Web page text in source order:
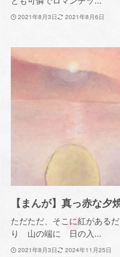
2021年8月3日 2021年8月6日
【まんが】真っ赤な
ただただ、そこに紅があ
り 山の端に 日の入...
2021年8月3日 2024年11月25日